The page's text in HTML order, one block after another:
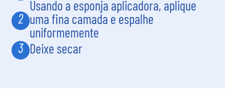
2
Usando a esponja aplicadora, aplique
uma fina camada e espalhe
uniformemente
3 Deixe secar